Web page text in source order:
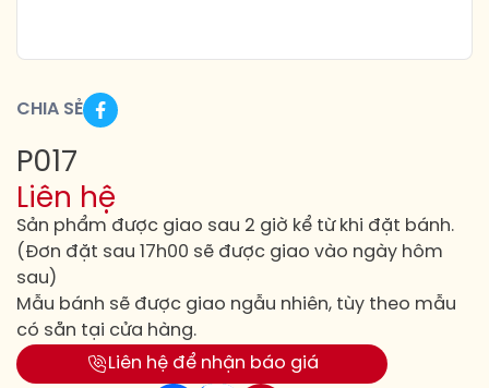
CHIA SẺ
P017
Liên hệ
Sản phẩm được giao sau 2 giờ kể từ khi đặt bánh.
(Đơn đặt sau 17h00 sẽ được giao vào ngày hôm
sau)
Mẫu bánh sẽ được giao ngẫu nhiên, tùy theo mẫu
có sẵn tại cửa hàng.
Liên hệ để nhận báo giá